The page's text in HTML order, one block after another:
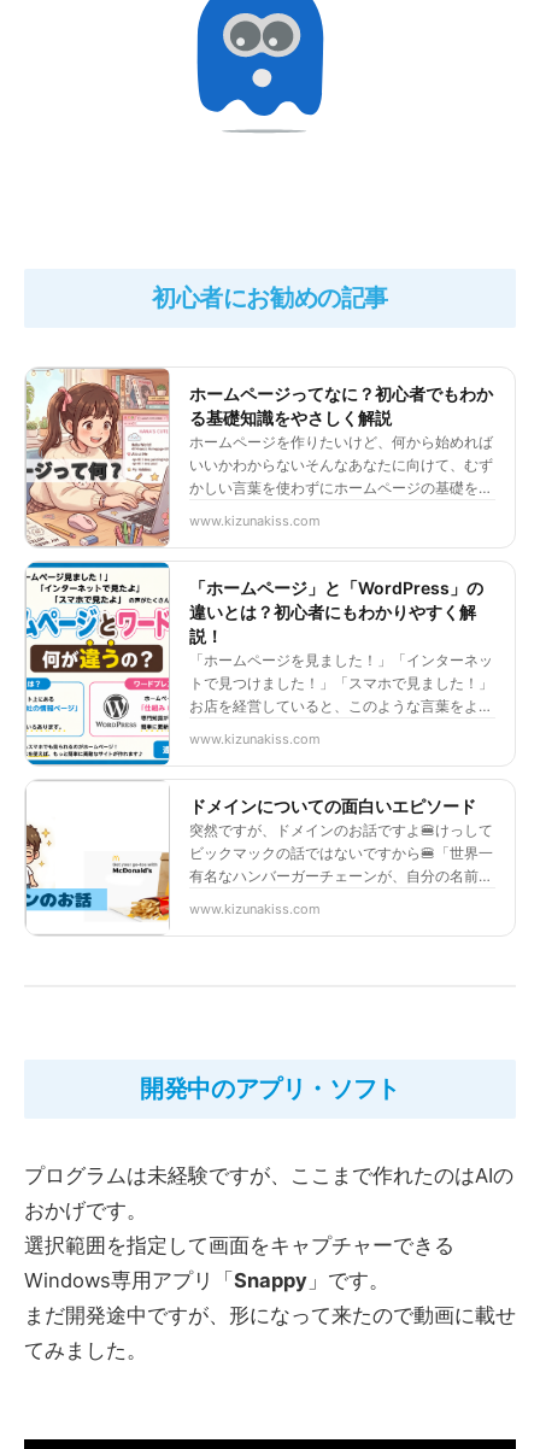
初心者にお勧めの記事
ホームページってなに？初心者でもわか
る基礎知識をやさしく解説
ホームページを作りたいけど、何から始めれば
いいかわからないそんなあなたに向けて、むず
かしい言葉を使わずにホームページの基礎をゼ
た！」と感じてもらえるはずです。ホ…
www.kizunakiss.com
「ホームページ」と「WordPress」の
違いとは？初心者にもわかりやすく解
説！
「ホームページを見ました！」「インターネッ
トで見つけました！」「スマホで見ました！」
お店を経営していると、このような言葉をよく
はありません。お店や情…
www.kizunakiss.com
ドメインについての面白いエピソード
突然ですが、ドメインのお話ですよ🍔けっして
ビックマックの話ではないですから🍔「世界一
有名なハンバーガーチェーンが、自分の名前の
www.kizunakiss.com
開発中のアプリ・ソフト
プログラムは未経験ですが、ここまで作れたのはAIの
おかげです。
選択範囲を指定して画面をキャプチャーできる
Windows専用アプリ「Snappy 」です。
まだ開発途中ですが、形になって来たので動画に載せ
てみました。